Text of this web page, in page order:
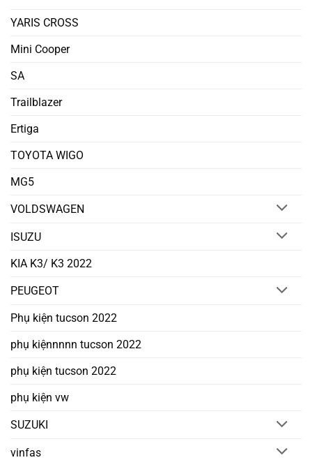
YARIS CROSS
Mini Cooper
SA
Trailblazer
Ertiga
TOYOTA WIGO
MG5
VOLDSWAGEN
ISUZU
KIA K3/ K3 2022
PEUGEOT
Phụ kiện tucson 2022
phụ kiệnnnnn tucson 2022
phụ kiện tucson 2022
phụ kiện vw
SUZUKI
vinfas